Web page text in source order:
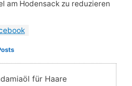
am Hodensack zu reduzieren
für Haare